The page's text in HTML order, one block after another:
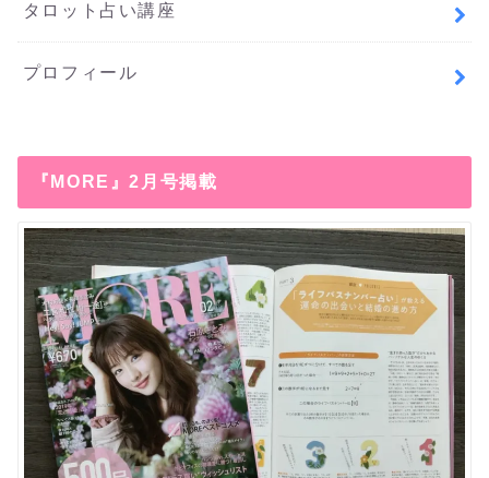
タロット占い講座
プロフィール
『MORE』2月号掲載